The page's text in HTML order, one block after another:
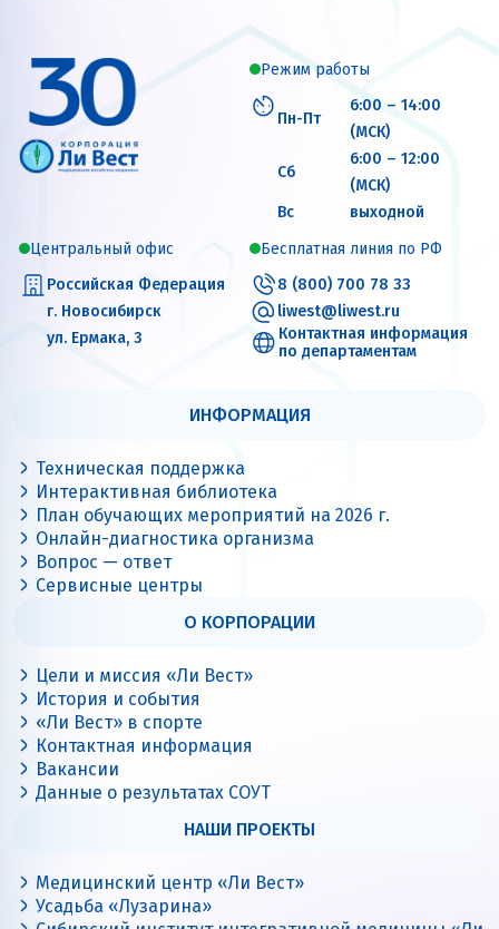
Режим работы
Пн-Пт
6:00 – 14:00
(МСК)
Сб
6:00 – 12:00
(МСК)
Вс
выходной
Центральный офис
Российская Федерация
г. Новосибирск
ул. Ермака, 3
Бесплатная линия по РФ
8 (800) 700 78 33
liwest@liwest.ru
Контактная информация
по департаментам
ИНФОРМАЦИЯ
Техническая поддержка
Интерактивная библиотека
План обучающих мероприятий на 2026 г.
Онлайн-диагностика организма
Вопрос — ответ
Сервисные центры
О КОРПОРАЦИИ
Цели и миссия «Ли Вест»
История и события
«Ли Вест» в спорте
Контактная информация
Вакансии
Данные о результатах СОУТ
НАШИ ПРОЕКТЫ
Медицинский центр «Ли Вест»
Усадьба «Лузарина»